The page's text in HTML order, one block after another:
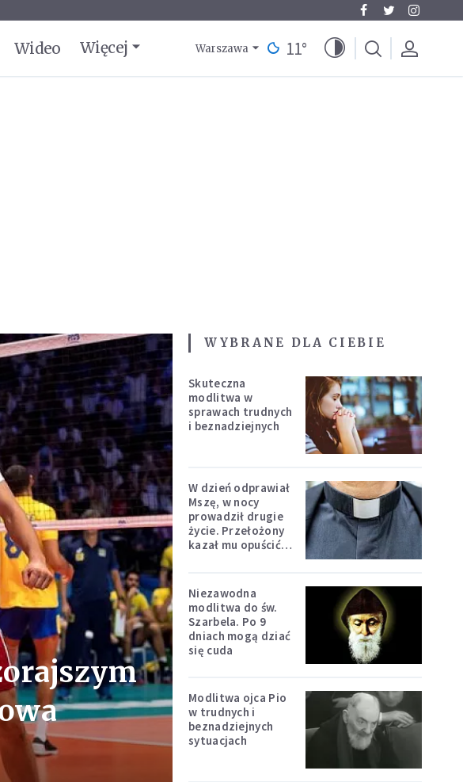
Wideo Więcej Warszawa 11°
WYBRANE DLA CIEBIE
Skuteczna
modlitwa w
sprawach trudnych
i beznadziejnych
W dzień odprawiał
Mszę, w nocy
prowadził drugie
życie. Przełożony
kazał mu opuścić
Niezawodna
modlitwa do św.
Szarbela. Po 9
dniach mogą dziać
się cuda
Modlitwa ojca Pio
w trudnych i
beznadziejnych
sytuacjach